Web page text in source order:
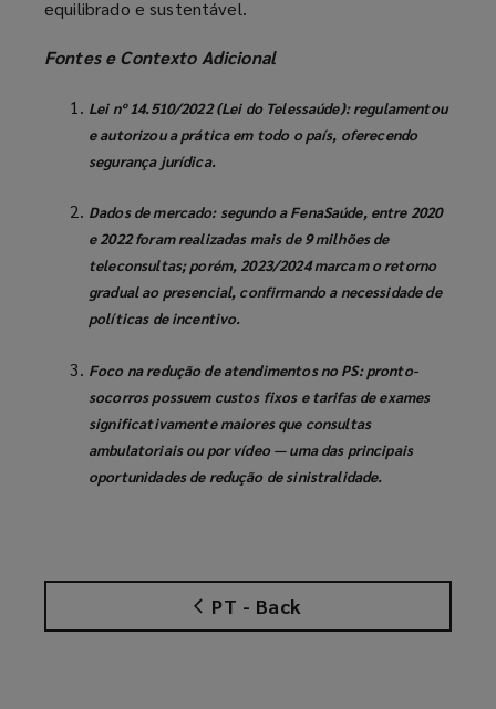
PT - Back
equilibrado e sustentável.
Fontes e Contexto Adicional
Lei nº 14.510/2022 (Lei do Telessaúde):regulamentou
e autorizou a prática em todo o país, oferecendo
segurança jurídica.
Dados de mercado:segundo a FenaSaúde, entre 2020
e 2022 foram realizadas mais de 9 milhões de
teleconsultas; porém, 2023/2024 marcam o retorno
gradual ao presencial, confirmando a necessidade de
políticas de incentivo.
Foco na redução de atendimentos no PS:pronto-
socorros possuem custos fixos e tarifas de exames
significativamente maiores que consultas
ambulatoriais ou por vídeo — uma das principais
oportunidades de redução de sinistralidade.